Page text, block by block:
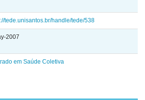
tede.unisantos.br/handle/tede/538
2007
em Saúde Coletiva